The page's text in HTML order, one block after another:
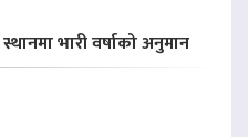
भारी वर्षाको अनुमान